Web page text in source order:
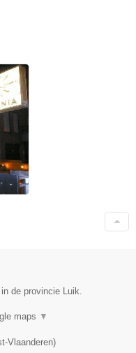
de provincie Luik.
maps ▼
Vlaanderen)